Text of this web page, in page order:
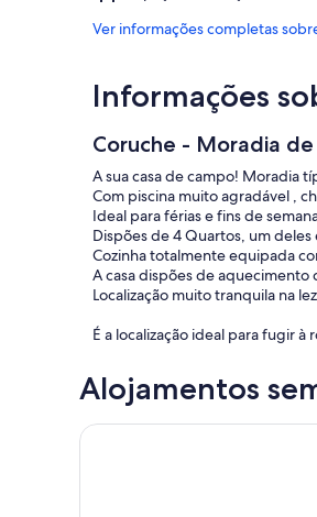
Ver informações completas
Informações
Coruche - Moradia
A sua casa de campo! Moradia
Com piscina muito agradável ,
Ideal para férias e fins de
Dispões de 4 Quartos, um deles
Cozinha totalmente equipada
A casa dispões de aquecimento
Localização muito tranquila na
É a localização ideal para fugir
Alojamentos
Casa de férias 'Holi' com